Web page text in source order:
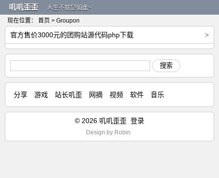
叽叽歪歪
人生不就是如此~
现在位置： 首页 > Groupon
>
官方售价3000元的团购站源代码php下载
搜索
分享 游戏 站长叽歪 网摘 视频 软件 音乐
© 2026 叽叽歪歪 登录
Design by Robin